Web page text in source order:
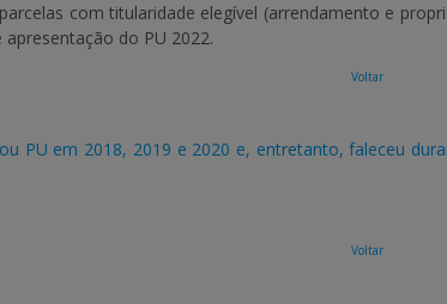
com titularidade elegível (arrendamento e
do PU 2022.
Voltar
PU em 2018, 2019 e 2020 e, entretanto, faleceu
Voltar